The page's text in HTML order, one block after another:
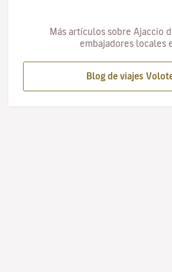
Más artículos sobre Ajaccio
embajadores locales
Blog de viajes